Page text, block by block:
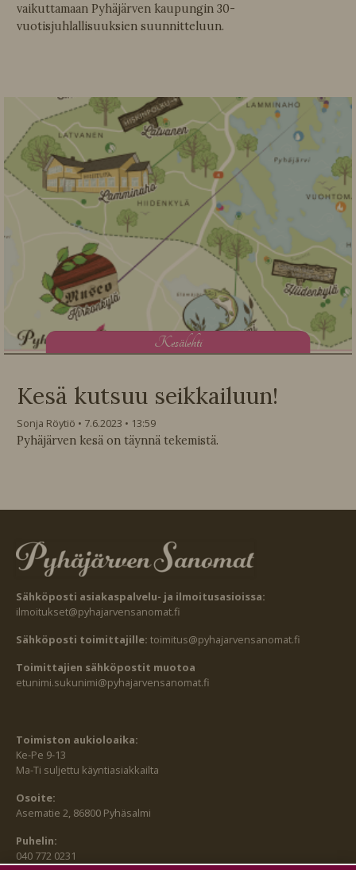
vaikuttamaan Pyhäjärven kaupungin 30-
vuotisjuhlallisuuksien suunnitteluun.
Kesälehti
Kesä kutsuu seikkailuun!
Sonja Röytiö 7.6.2023
13:59
Pyhäjärven kesä on täynnä tekemistä.
Sähköposti asiakaspalvelu- ja ilmoitusasioissa:
ilmoitukset@pyhajarvensanomat.fi
Sähköposti toimittajille: toimitus@pyhajarvensanomat.fi
Toimittajien sähköpostit muotoa
etunimi.sukunimi@pyhajarvensanomat.fi
Toimiston aukioloaika:
Ke-Pe 9-13
Ma-Ti suljettu käyntiasiakkailta
Osoite:
Asematie 2, 86800 Pyhäsalmi
Puhelin:
040 772 0231